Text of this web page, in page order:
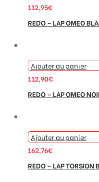
112,95€
REDO – LAP OMEO
Ajouter au panier
112,90€
REDO – LAP OMEO
Ajouter au panier
162,76€
REDO – LAP TORSION